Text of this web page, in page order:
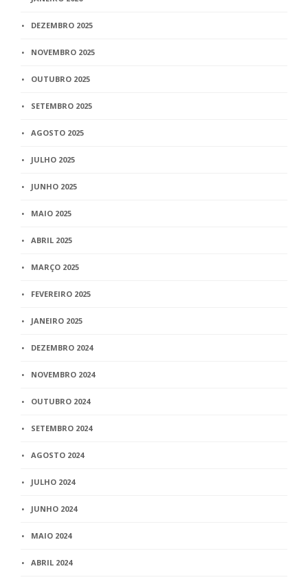
DEZEMBRO 2025
NOVEMBRO 2025
OUTUBRO 2025
SETEMBRO 2025
AGOSTO 2025
JULHO 2025
JUNHO 2025
MAIO 2025
ABRIL 2025
MARÇO 2025
FEVEREIRO 2025
JANEIRO 2025
DEZEMBRO 2024
NOVEMBRO 2024
OUTUBRO 2024
SETEMBRO 2024
AGOSTO 2024
JULHO 2024
JUNHO 2024
MAIO 2024
ABRIL 2024